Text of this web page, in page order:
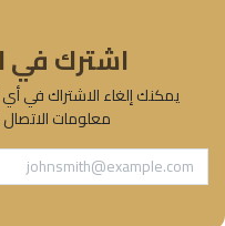
اشترك في
يمكنك إلغاء الاشتراك في
معلومات الاتصال